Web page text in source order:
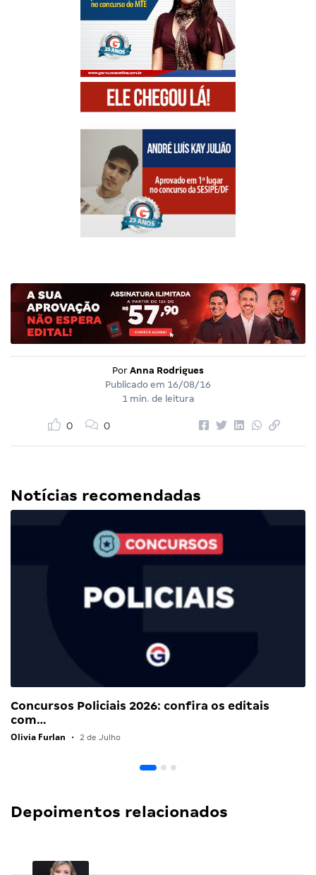
Por Anna Rodrigues
Publicado em 16/08/16
1 min. de leitura
0 0
Notícias recomendadas
Concursos Policiais 2026: confira os editais
com…
Olivia Furlan • 2 de Julho
Depoimentos relacionados